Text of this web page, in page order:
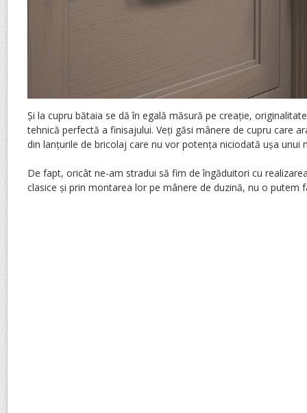
Și la cupru bătaia se dă în egală măsură pe creație,
tehnică perfectă a finisajului. Veți găsi mânere de cupru care
din lanțurile de bricolaj care nu vor potența niciodată ușa unui
De fapt, oricât ne-am stradui să fim de îngăduitori cu
clasice și prin montarea lor pe mânere de duzină, nu o putem